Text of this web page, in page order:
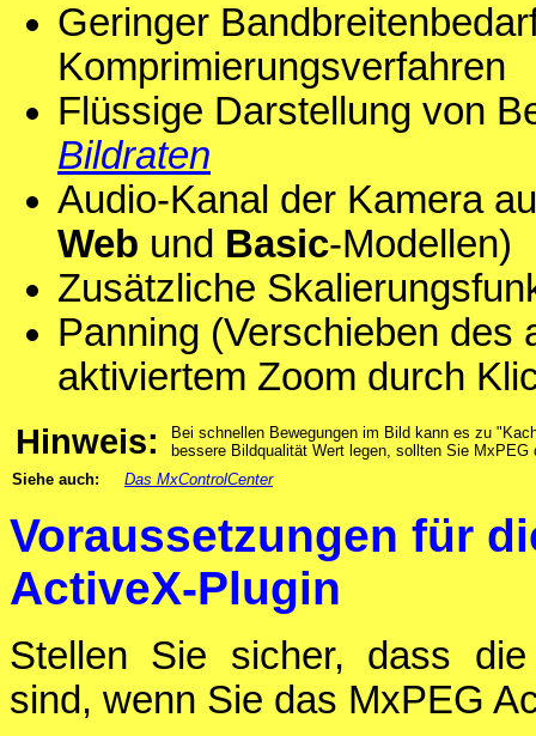
Geringer
Komprimierungsverfahren
Flüssige Darstellung von
Bildraten
Audio-Kanal der Kamera
Web und Basic-Modellen)
Zusätzliche
Panning (Verschieben des
aktiviertem Zoom durch
Hinweis:
Bei schnellen Bewegungen im Bild kann es zu
bessere Bildqualität Wert legen, sollten Sie
Siehe auch:
Das MxControlCenter
Voraussetzungen für
ActiveX-Plugin
Stellen Sie sicher, dass die
sind, wenn Sie das MxPEG